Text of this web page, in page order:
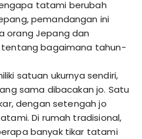
tatami berubah
pemandangan ini
orang Jepang dan
tentang bagaimana tahun-
satuan ukurnya sendiri,
sama dibacakan jo. Satu
dengan setengah jo
Di rumah tradisional,
banyak tikar tatami